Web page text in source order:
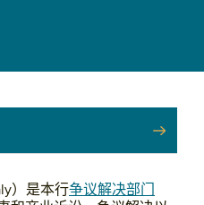
）是本行争议解决部门